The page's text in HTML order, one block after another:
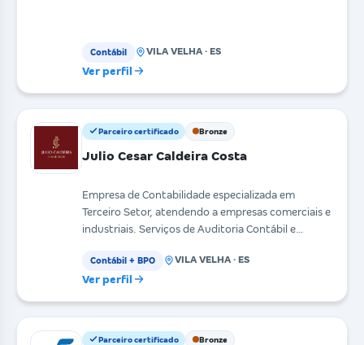
Contábil VILA VELHA · ES
Ver perfil
Parceiro certificado Bronze
Julio Cesar Caldeira Costa
Empresa de Contabilidade especializada em
Terceiro Setor, atendendo a empresas comerciais e
industriais. Serviços de Auditoria Contábil e
Contábil + BPO VILA VELHA · ES
Ver perfil
Parceiro certificado Bronze